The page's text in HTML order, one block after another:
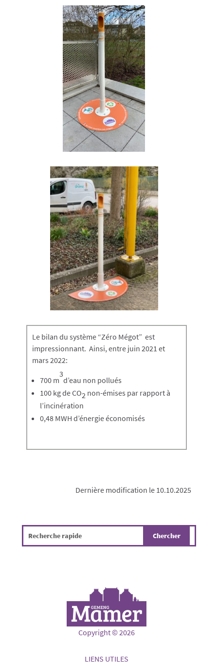
Le bilan du système “Zéro Mégot” est
impressionnant. Ainsi, entre juin 2021 et
mars 2022:
700 m
3
d’eau non pollués
100 kg de CO2 non-émises par rapport à
l’incinération
0,48 MWH d’énergie économisés
Dernière modification le 10.10.2025
Copyright © 2026
LIENS UTILES